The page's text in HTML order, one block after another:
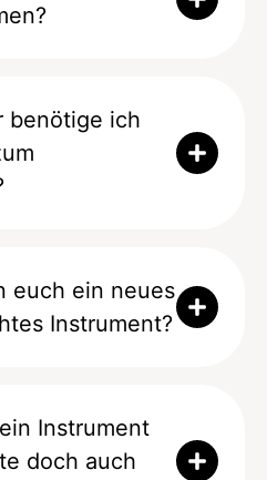
benötige ich
euch ein neues
Instrument?
Instrument
doch auch